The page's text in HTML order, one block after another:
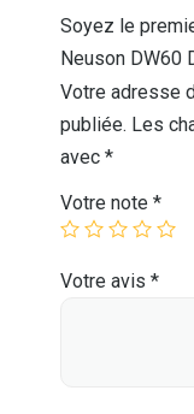
Soyez le
Neuson DW60
Votre adresse
publiée. Les
avec *
Votre note *
Votre avis *